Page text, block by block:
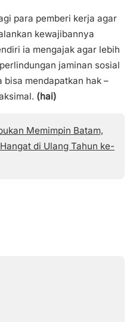
para pemberi kerja agar
kewajibannya
ia mengajak agar lebih
jaminan sosial
mendapatkan hak –
(hai)
Memimpin Batam,
di Ulang Tahun ke-